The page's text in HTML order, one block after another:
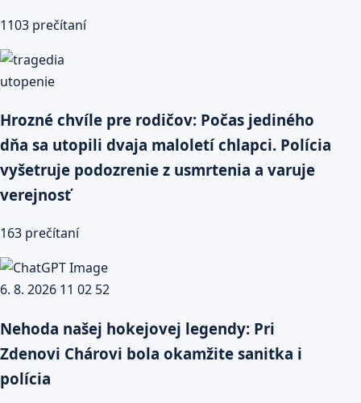
1103 prečítaní
Hrozné chvíle pre rodičov: Počas jediného
dňa sa utopili dvaja maloletí chlapci. Polícia
vyšetruje podozrenie z usmrtenia a varuje
verejnosť
163 prečítaní
Nehoda našej hokejovej legendy: Pri
Zdenovi Chárovi bola okamžite sanitka i
polícia